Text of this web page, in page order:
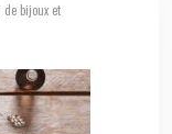
bijoux et